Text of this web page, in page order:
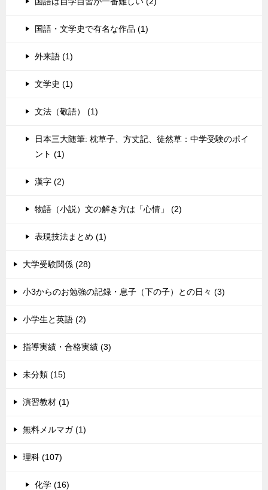
国語・文学史で有名な作品 (1)
外来語 (1)
文学史 (1)
文法（敬語） (1)
日本三大随筆: 枕草子、方丈記、徒然草：中学受験のポイ
ント (1)
漢字 (2)
物語（小説）文の解き方は「心情」 (2)
表現技法まとめ (1)
大学受験関係 (28)
小3からのお勉強の記録・息子（下の子）との日々 (3)
小学生と英語 (2)
指導実績・合格実績 (3)
未分類 (15)
演習教材 (1)
無料メルマガ (1)
理科 (107)
化学 (16)